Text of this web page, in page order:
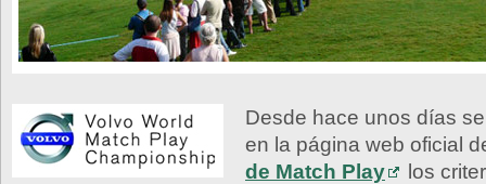
Desde hace unos días
en la página web oficial
de Match Play
los